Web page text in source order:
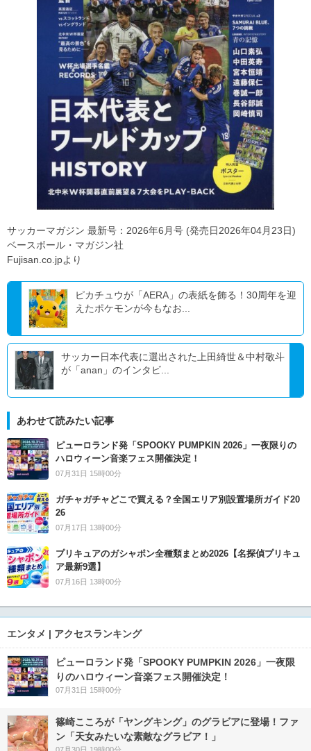
サッカーマガジン 最新号：2026年6月号 (発売日2026年04月23日)
ベースボール・マガジン社
Fujisan.co.jpより
ピカチュウが「AERA」の表紙を飾る！30周年を迎
えたポケモンが今もなお...
サッカー日本代表に選出された上田綺世＆中村敬斗
が「anan」のインタビ...
あわせて読みたい記事
ピューロランド発「SPOOKY PUMPKIN 2026」一夜限りの
ハロウィーン音楽フェス開催決定！
07月31日 15時00分
ガチャガチャどこで買える？全国エリア別設置場所ガイド20
26
07月17日 13時00分
プリキュアのガシャポン全種類まとめ2026【名探偵プリキュ
ア最新9選】
07月16日 13時00分
エンタメ | アクセスランキング
ピューロランド発「SPOOKY PUMPKIN 2026」一夜限
りのハロウィーン音楽フェス開催決定！
07月31日 15時00分
篠崎こころが「ヤングキング」のグラビアに登場！ファ
ン「天女みたいな素敵なグラビア！」